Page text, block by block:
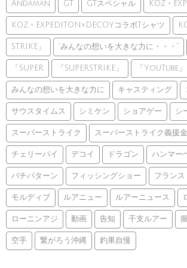
Andaman GT GTスペシャル KOZ・
KOZ・EXPEDITON×DECOYコラボTシャツ
STRIKE」 ”みんなの想いを大きな力に・・・”
「SUPER 「SUPERSTRIKE」 「YouTube」
みんなの想いを大きな力に キャスティング
サウスタイムス シミケン ショアゲー シ
スーパーストライク スーパーストライク義援金
チェリーパイ デコイ ドラゴン ハンマー
バチパターン フィッシングショー フランス
モルディブ ルアニュー ルアーニュース
ローニンアジ 動画 告知 干支ルアー
空手 繋がろう沖縄 釣果自慢